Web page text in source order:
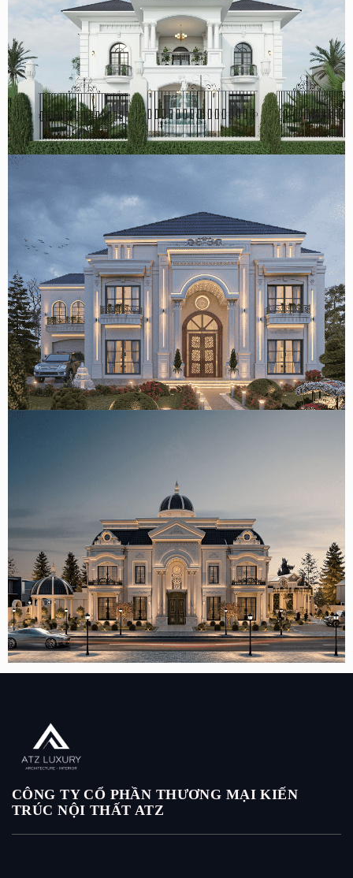
Mẫu biệt thự 2 tầng tân cổ điển mái nhật 500m2 tại Thái
Nguyên
Mẫu thiết kế biệt thự tân cổ điển 2 tầng mái nhật 400m2
tại Sa Pa
Mẫu biệt thự 2 tầng phong cách tân cổ điển 470m2 tại
Phan Thiết
CÔNG TY CỔ PHẦN THƯƠNG MẠI KIẾN
TRÚC NỘI THẤT ATZ